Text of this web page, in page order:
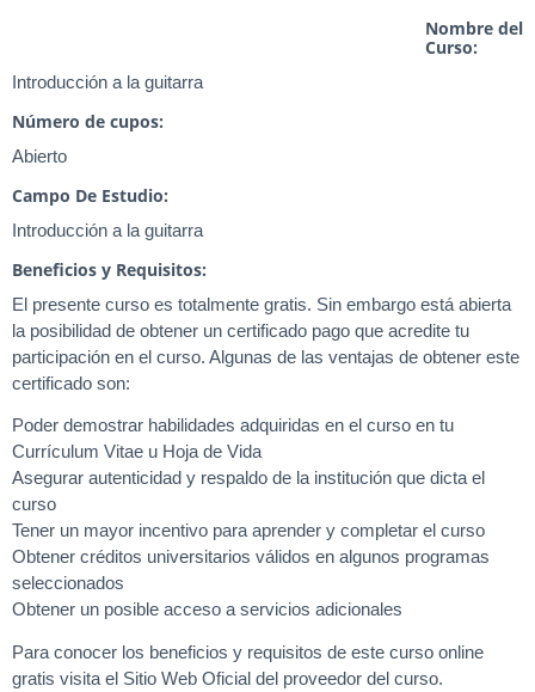
Nombre del
Curso:
Introducción a la guitarra
Número de cupos:
Abierto
Campo De Estudio:
Introducción a la guitarra
Beneficios y Requisitos:
El presente curso es totalmente gratis. Sin embargo está abierta
la posibilidad de obtener un certificado pago que acredite tu
participación en el curso. Algunas de las ventajas de obtener este
certificado son:
Poder demostrar habilidades adquiridas en el curso en tu
Currículum Vitae u Hoja de Vida
Asegurar autenticidad y respaldo de la institución que dicta el
curso
Tener un mayor incentivo para aprender y completar el curso
Obtener créditos universitarios válidos en algunos programas
seleccionados
Obtener un posible acceso a servicios adicionales
Para conocer los beneficios y requisitos de este curso online
gratis visita el Sitio Web Oficial del proveedor del curso.